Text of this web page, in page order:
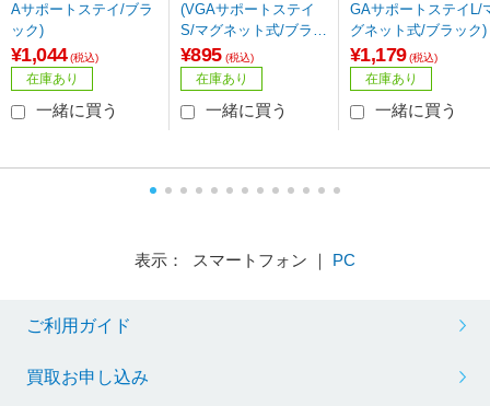
Aサポートステイ/ブラ
ック)
¥1,044 (税込)
在庫あり
一緒に買う
(VGAサポートステイ
S/マグネット式/ブラッ
ク
¥895 (税込)
在庫あり
一緒に買う
GAサポートステイL/
グネット式/ブラック)
¥1,179 (税込)
在庫あり
一緒に買う
表示： スマートフォン ｜ PC
ご利用ガイド
買取お申し込み